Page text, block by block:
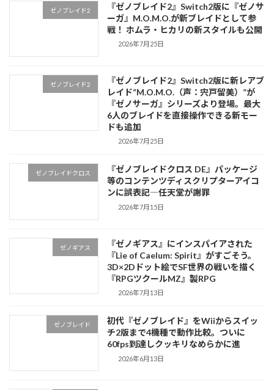
ゼノブレイド2
『ゼノブレイド2』Switch2版に『ゼノサ
ーガ』M.O.M.O.が新ブレイドとして参
戦！ ホムラ・ヒカリの新スタイルも公開
2026年7月25日
ゼノブレイド2
『ゼノブレイド2』Switch2版に新レアブ
レイド“M.O.M.O.（声：宍戸留美）”が
『ゼノサーガ』シリーズより登場。最大
6人のブレイドを直接操作できる新モー
ドも追加
2026年7月25日
ゼノブレイドクロス
『ゼノブレイドクロス DE』パッケージ
等のコンテンツディスクリプターアイコ
ンに誤表記―任天堂が謝罪
2026年7月15日
ゼノギアス
『ゼノギアス』にインスパイアされた
『Lie of Caelum: Spirit』がすごそう。
3D×2Dドット絵でSF世界の戦いを描く
『RPGツクールMZ』製RPG
2026年7月13日
ゼノブレイド
初代『ゼノブレイド』をWiiからスイッ
チ2版まで4機種で動作比較。ついに
60fps到達しクッキリなめらかに進
2026年6月13日